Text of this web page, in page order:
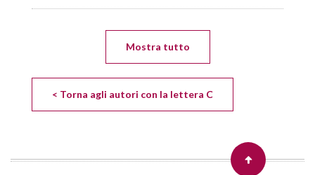
Mostra tutto
< Torna agli autori con la lettera C